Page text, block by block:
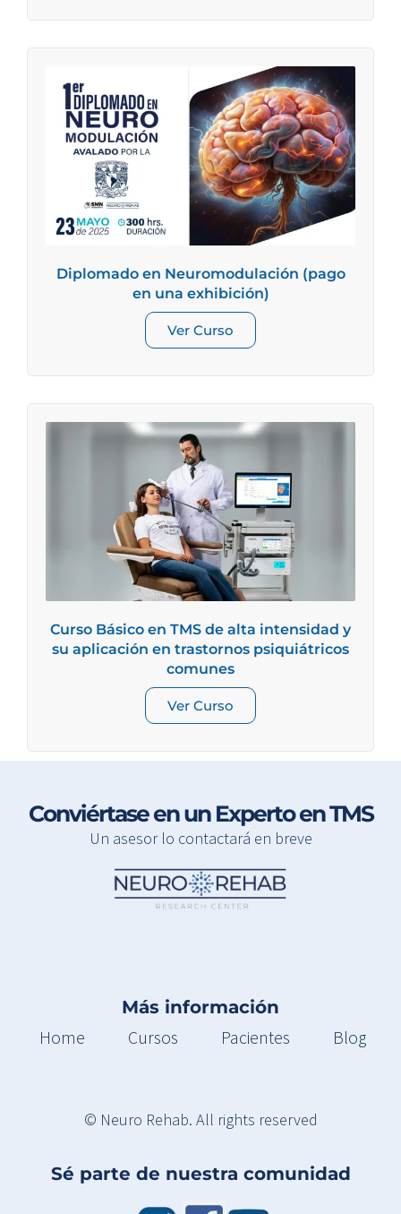
Diplomado en Neuromodulación (pago
en una exhibición)
Ver Curso
Curso Básico en TMS de alta intensidad y
su aplicación en trastornos psiquiátricos
comunes
Ver Curso
Conviértase en un Experto en TMS
Un asesor lo contactará en breve
Más información
Home
Cursos Pacientes Blog
© Neuro Rehab. All rights reserved
Sé parte de nuestra comunidad